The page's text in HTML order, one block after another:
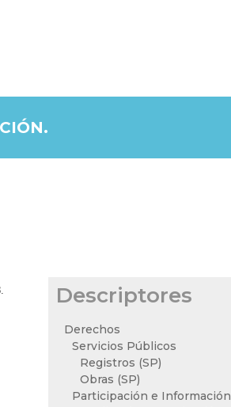
Descriptores
Derechos
Servicios Públicos
Registros (SP)
Obras (SP)
Participación e Información